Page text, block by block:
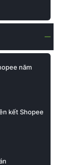
năm
kết Shopee